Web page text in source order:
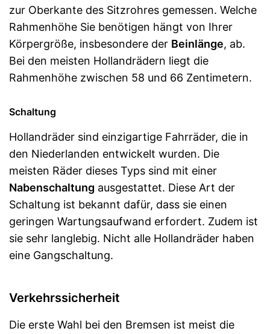
zur Oberkante des Sitzrohres gemessen. Welche
Rahmenhöhe Sie benötigen hängt von Ihrer
Körpergröße, insbesondere der Beinlänge, ab.
Bei den meisten Hollandrädern liegt die
Rahmenhöhe zwischen 58 und 66 Zentimetern.
Schaltung
Hollandräder sind einzigartige Fahrräder, die in
den Niederlanden entwickelt wurden. Die
meisten Räder dieses Typs sind mit einer
Nabenschaltung ausgestattet. Diese Art der
Schaltung ist bekannt dafür, dass sie einen
geringen Wartungsaufwand erfordert. Zudem ist
sie sehr langlebig. Nicht alle Hollandräder haben
eine Gangschaltung.
Verkehrssicherheit
Die erste Wahl bei den Bremsen ist meist die